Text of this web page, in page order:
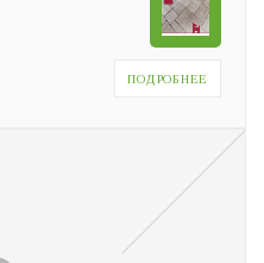
ПОДРОБНЕЕ